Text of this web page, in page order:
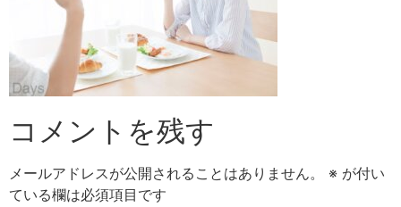
コメントを残す
メールアドレスが公開されることはありません。 ※ が付い
ている欄は必須項目です